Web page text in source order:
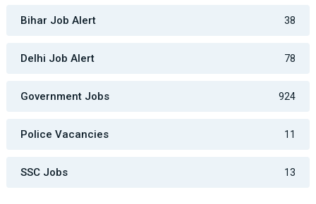
Bihar Job Alert 38
Delhi Job Alert 78
Government Jobs 924
Police Vacancies 11
SSC Jobs 13